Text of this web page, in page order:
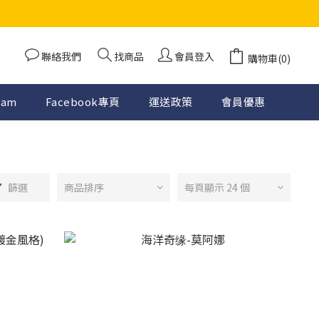
聯絡我們 找商品 會員登入 購物車(0)
Facebook專頁 運送政策 會員優惠
篩選 商品排序 每頁顯示 24 個